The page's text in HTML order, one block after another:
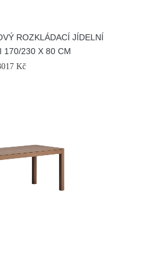
ROZKLÁDACÍ JÍDELNÍ
170/230 X 80 CM
Kč